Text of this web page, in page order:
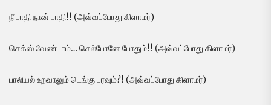
நீ பாதி நான் பாதி!! (அவ்வப்போது கிளாமர்)
செக்ஸ் வேண்டாம்… செல்போனே போதும்!! (அவ்வப்போது கிளாமர்)
பாலியல் உறவாலும் டெங்கு பரவும்?! (அவ்வப்போது கிளாமர்)